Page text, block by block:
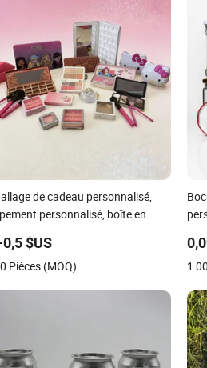
de cadeau personnalisé,
personnalisé, boîte en
boîte en tôle pour crayon,
emballage alimentaire, thé,
$US
Pièces (MOQ) 1